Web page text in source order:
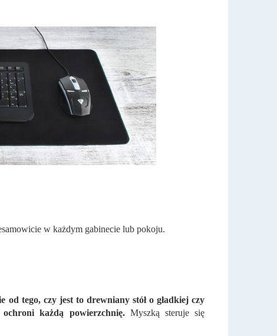
w każdym gabinecie lub pokoju.
od tego, czy jest to drewniany stół o gładkiej czy
każdą powierzchnię. Myszką steruje się